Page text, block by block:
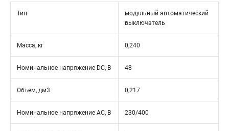
Тип
модульный автоматический
выключатель
Масса, кг 0,240
Номинальное напряжение DC, В 48
Объем, дм3 0,217
Номинальное напряжение АС, В 230/400